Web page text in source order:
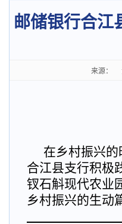
邮储银行合江
来源：
在乡村振兴
合江县支行积极
钗石斛现代农业
乡村振兴的生动